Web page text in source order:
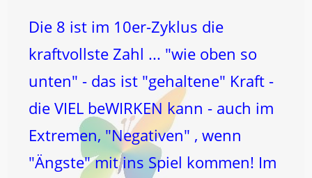
Die 8 ist im 10er-Zyklus die
kraftvollste Zahl ... "wie oben so
unten" - das ist "gehaltene" Kraft -
die VIEL beWIRKEN kann - auch im
Extremen, "Negativen" , wenn
"Ängste" mit ins Spiel kommen! Im